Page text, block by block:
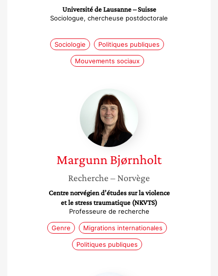
Université de Lausanne – Suisse
Sociologue, chercheuse postdoctorale
Sociologie Politiques publiques
Mouvements sociaux
Margunn
Bjørnholt
Margunn Bjørnholt
Recherche – Norvège
Centre norvégien d’études sur la violence
et le stress traumatique (NKVTS)
Professeure de recherche
Genre Migrations internationales
Politiques publiques